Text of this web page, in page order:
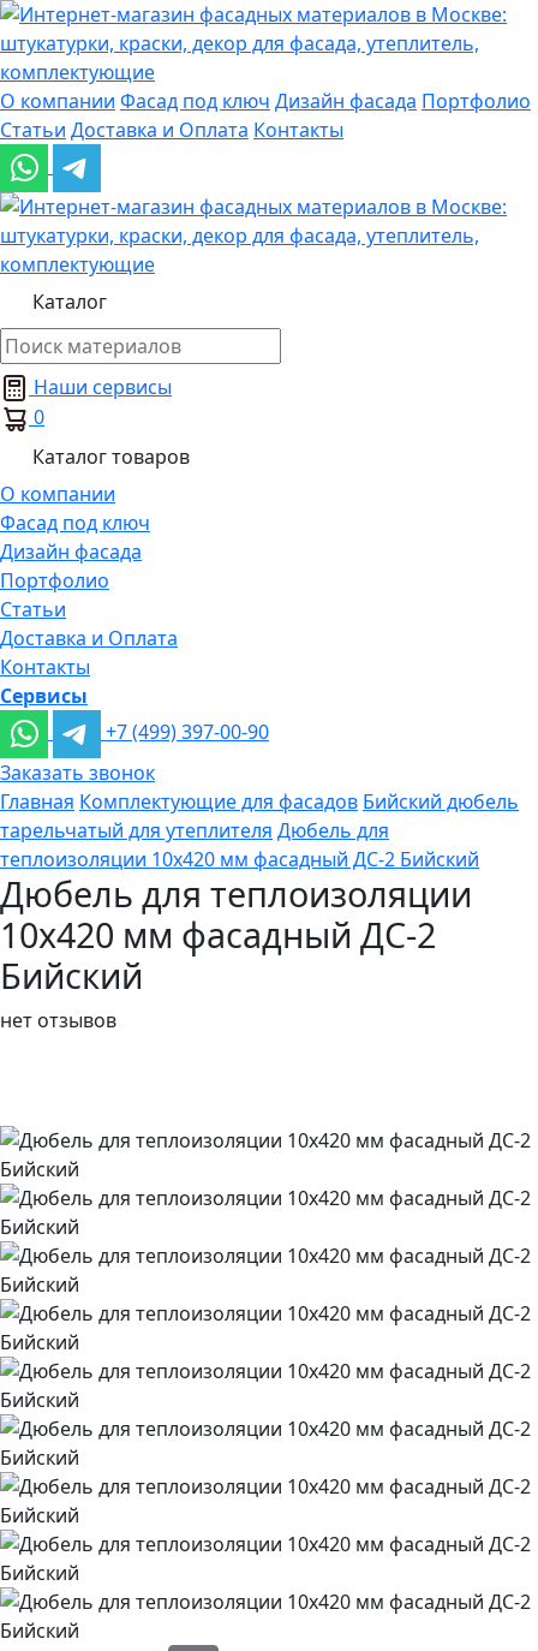
О компании Фасад под ключ Дизайн фасада Портфолио
Статьи Доставка и Оплата Контакты
Каталог
Наши сервисы
0
Каталог товаров
О компании
Фасад под ключ
Дизайн фасада
Портфолио
Статьи
Доставка и Оплата
Контакты
Сервисы
+7 (499) 397-00-90
Заказать звонок
Главная Комплектующие для фасадов Бийский дюбель
тарельчатый для утеплителя Дюбель для
теплоизоляции 10х420 мм фасадный ДС-2 Бийский
Дюбель для теплоизоляции
10х420 мм фасадный ДС-2
Бийский
нет отзывов